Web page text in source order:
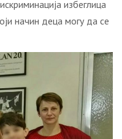
избеглица
начин деца могу да се